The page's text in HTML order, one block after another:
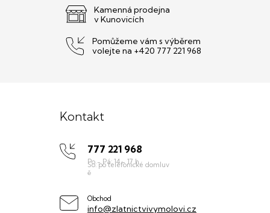
Kamenná prodejna
v Kunovicích
Pomůžeme vám s výběrem
volejte na +420 777 221 968
Kontakt
777 221 968
Obchod
info@zlatnictvivymolovi.cz